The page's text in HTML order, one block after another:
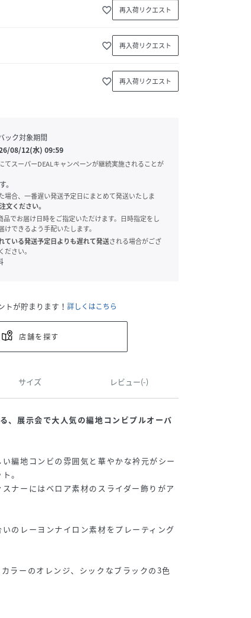
favorite_border 再入荷リクエスト
favorite_border 再入荷リクエスト
favorite_border 再入荷リクエスト
ック対象期間
08/12(水) 09:59
スーパーDEALキャンペーンが継続実施されることが
合、一番遅い発送予定日にまとめて発送いたしま
文ください。
でお届け日時をご指定いただけます。日時指定をし
できるよう手配いたします。
いる発送予定日よりも遅れて発送される場合がござ
さい。
トが貯まります！ 詳しくはこちら
店舗を探す
サイズ レビュー(-)
、展示会で大人気の編地コンビプルオーバ
編地コンビの雰囲気と華やかな衿元がシー
。
ナーにはベロア素材のスライダー飾りがア
のレーヨンナイロン素材をプレーティング
ラーのオレンジ、シックなブラックの3色